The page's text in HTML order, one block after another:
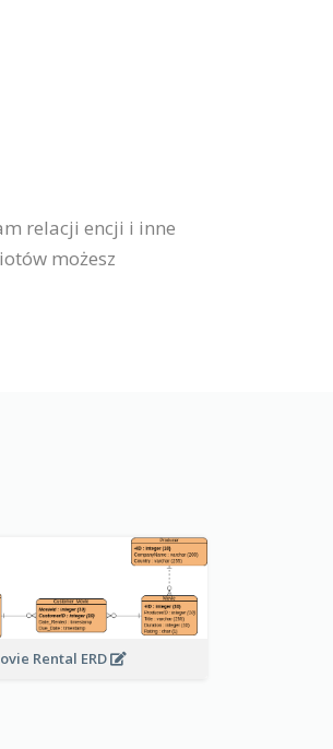
relacji encji i inne
możesz
Rental ERD